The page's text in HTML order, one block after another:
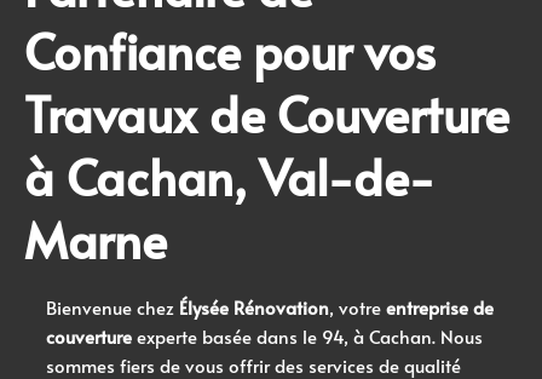
Confiance pour vos
Travaux de Couverture
à Cachan,Val-de-
Marne
Bienvenue chez Élysée Rénovation, votre entreprise de
couverture experte basée dans le 94, à Cachan. Nous
sommes fiers de vous offrir des services de qualité